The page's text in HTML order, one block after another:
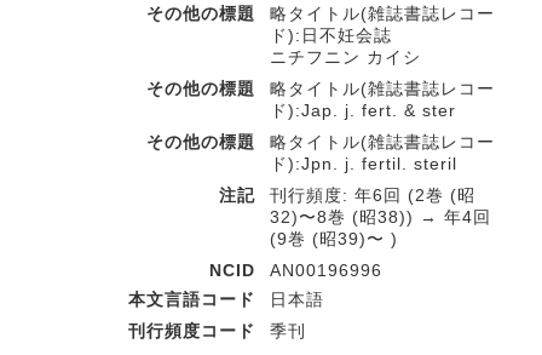
その他の標題
略タイトル(雑誌書誌レコー
ド):日不妊会誌
ニチフニン カイシ
その他の標題
略タイトル(雑誌書誌レコー
ド):Jap. j. fert. & ster
その他の標題
略タイトル(雑誌書誌レコー
ド):Jpn. j. fertil. steril
注記
刊行頻度: 年6回 (2巻 (昭
32)〜8巻 (昭38)) → 年4回
(9巻 (昭39)〜 )
NCID
AN00196996
本文言語コード
日本語
刊行頻度コード
季刊